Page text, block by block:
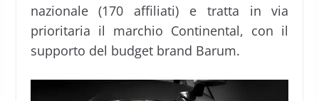
nazionale (170 affiliati) e tratta in via
prioritaria il marchio Continental, con il
supporto del budget brand Barum.